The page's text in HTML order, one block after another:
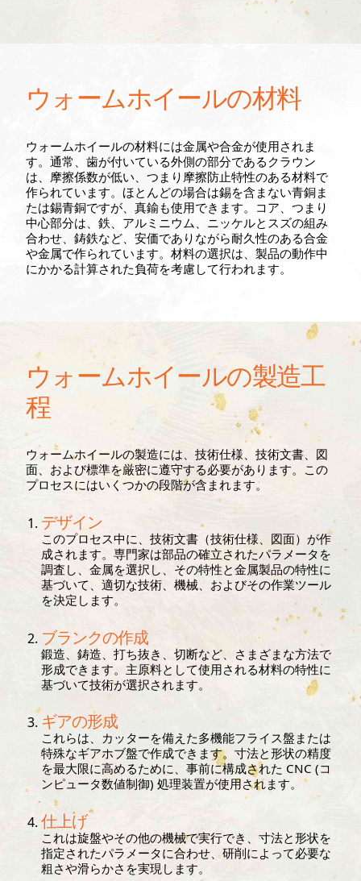
ウォームホイールの材料
ウォームホイールの材料には金属や合金が使用されま
す。通常、歯が付いている外側の部分であるクラウン
は、摩擦係数が低い、つまり摩擦防止特性のある材料で
作られています。ほとんどの場合は錫を含まない青銅ま
たは錫青銅ですが、真鍮も使用できます。コア、つまり
中心部分は、鉄、アルミニウム、ニッケルとスズの組み
合わせ、鋳鉄など、安価でありながら耐久性のある合金
や金属で作られています。材料の選択は、製品の動作中
にかかる計算された負荷を考慮して行われます。
ウォームホイールの製造工
程
ウォームホイールの製造には、技術仕様、技術文書、図
面、および標準を厳密に遵守する必要があります。この
プロセスにはいくつかの段階が含まれます。
デザイン
このプロセス中に、技術文書（技術仕様、図面）が作
成されます。専門家は部品の確立されたパラメータを
調査し、金属を選択し、その特性と金属製品の特性に
基づいて、適切な技術、機械、およびその作業ツール
を決定します。
ブランクの作成
鍛造、鋳造、打ち抜き、切断など、さまざまな方法で
形成できます。主原料として使用される材料の特性に
基づいて技術が選択されます。
ギアの形成
これらは、カッターを備えた多機能フライス盤または
特殊なギアホブ盤で作成できます。寸法と形状の精度
を最大限に高めるために、事前に構成された CNC (コ
ンピュータ数値制御) 処理装置が使用されます。
仕上げ
これは旋盤やその他の機械で実行でき、寸法と形状を
指定されたパラメータに合わせ、研削によって必要な
粗さや滑らかさを実現します。